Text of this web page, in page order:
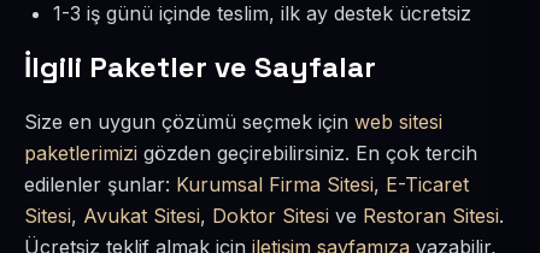
1-3 iş günü içinde teslim, ilk ay destek ücretsiz
İlgili Paketler ve Sayfalar
Size en uygun çözümü seçmek için web sitesi
paketlerimizi gözden geçirebilirsiniz. En çok tercih
edilenler şunlar: Kurumsal Firma Sitesi, E-Ticaret
Sitesi, Avukat Sitesi, Doktor Sitesi ve Restoran Sitesi.
Ücretsiz teklif almak için iletişim sayfamıza yazabilir,